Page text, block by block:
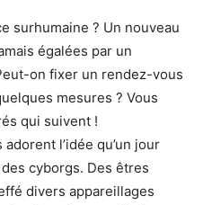
surhumaine ? Un nouveau
égalées par un
on fixer un rendez-vous
mesures ? Vous
qui suivent !
l’idée qu’un jour
cyborgs. Des êtres
divers appareillages